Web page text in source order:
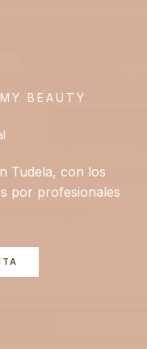
BEAUTY
Tudela, con los
por profesionales